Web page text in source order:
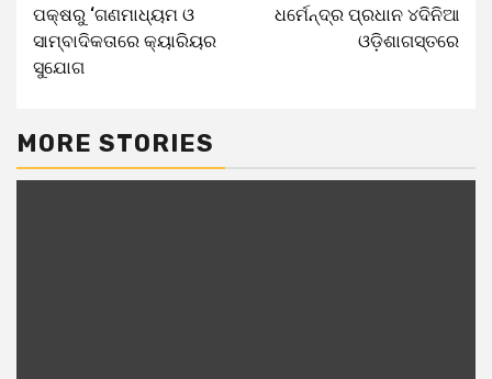
ପକ୍ଷରୁ ‘ଗଣମାଧ୍ୟମ ଓ
ସାମ୍ବାଦିକତାରେ କ୍ୟାରିୟର
ସୁଯୋଗ
ଧର୍ମେନ୍ଦ୍ର ପ୍ରଧାନ ୪ଦିନିଆ
ଓଡ଼ିଶାଗସ୍ତରେ
MORE STORIES